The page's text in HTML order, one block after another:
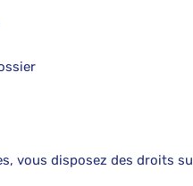
vous disposez des droits